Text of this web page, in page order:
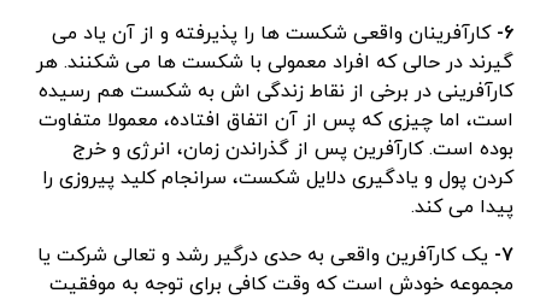
۶- کارآفرینان واقعی شکست ها را پذیرفته و از آن یاد می
گیرند در حالی که افراد معمولی با شکست ها می شکنند. هر
کارآفرینی در برخی از نقاط زندگی اش به شکست هم رسیده
است، اما چیزی که پس از آن اتفاق افتاده، معمولا متفاوت
بوده است. کارآفرین پس از گذراندن زمان، انرژی و خرج
کردن پول و یادگیری دلایل شکست، سرانجام کلید پیروزی را
پیدا می کند.
۷- یک کارآفرین واقعی به حدی درگیر رشد و تعالی شرکت یا
مجموعه خودش است که وقت کافی برای توجه به موفقیت